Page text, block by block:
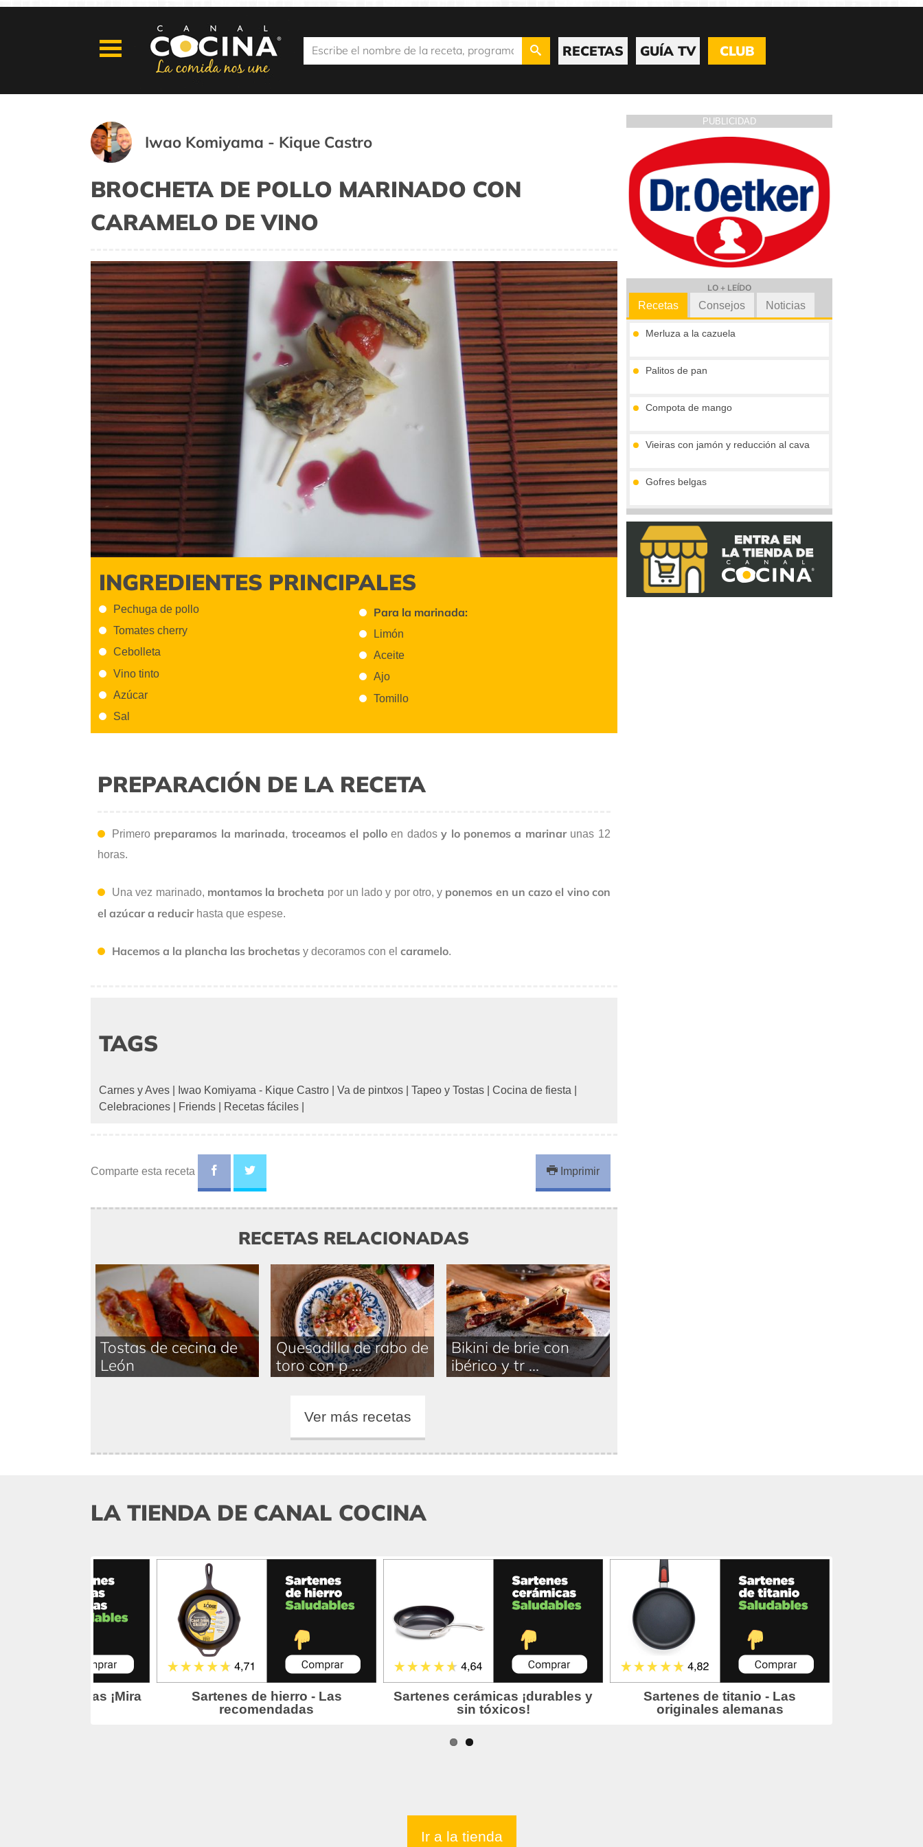
RECETAS GUÍA TV CLUB
Iwao Komiyama - Kique Castro
BROCHETA DE POLLO MARINADO CON
CARAMELO DE VINO
INGREDIENTES PRINCIPALES
Pechuga de pollo
Tomates cherry
Cebolleta
Vino tinto
Azúcar
Sal
Para la marinada:
Limón
Aceite
Ajo
Tomillo
PREPARACIÓN DE LA RECETA
Primero preparamos la marinada, troceamos el polloen dadosy lo ponemos a marinarunas 12
horas.
Una vez marinado, montamos la brocheta por un lado y por otro, y ponemos en un cazo el vino con
el azúcar a reducir hasta que espese.
Hacemos a la plancha las brochetas y decoramos con el caramelo.
TAGS
Carnes y Aves Iwao Komiyama - Kique Castro Va de pintxos Tapeo y Tostas Cocina de fiesta
Celebraciones
Friends Recetas fáciles
Comparte esta receta Imprimir
RECETAS RELACIONADAS
Tostas de cecina de
León
Quesadilla de rabo de
toro con p ...
Bikini de brie con
ibérico y tr ...
Ver más recetas
PUBLICIDAD
LO + LEÍDO
Recetas
Merluza a la cazuela
Palitos de pan
Compota de mango
Vieiras con jamón y reducción al cava
Gofres belgas
Tronco de chocolate y turrón (sin gluten)
Consejos Noticias
LA TIENDA DE CANAL COCINA
Ir a la tienda